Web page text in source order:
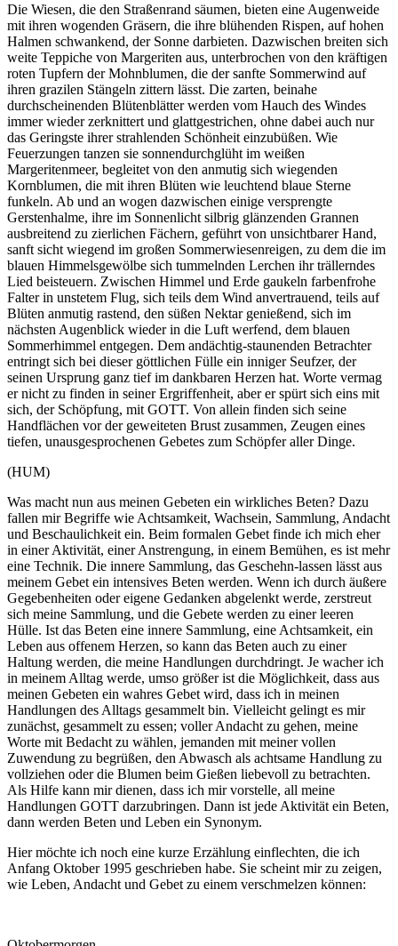
Die Wiesen, die den Straßenrand säumen, bieten eine Augenweide
mit ihren wogenden Gräsern, die ihre blühenden Rispen, auf hohen
Halmen schwankend, der Sonne darbieten. Dazwischen breiten sich
weite Teppiche von Margeriten aus, unterbrochen von den kräftigen
roten Tupfern der Mohnblumen, die der sanfte Sommerwind auf
ihren grazilen Stängeln zittern lässt. Die zarten, beinahe
durchscheinenden Blütenblätter werden vom Hauch des Windes
immer wieder zerknittert und glattgestrichen, ohne dabei auch nur
das Geringste ihrer strahlenden Schönheit einzubüßen. Wie
Feuerzungen tanzen sie sonnendurchglüht im weißen
Margeritenmeer, begleitet von den anmutig sich wiegenden
Kornblumen, die mit ihren Blüten wie leuchtend blaue Sterne
funkeln. Ab und an wogen dazwischen einige versprengte
Gerstenhalme, ihre im Sonnenlicht silbrig glänzenden Grannen
ausbreitend zu zierlichen Fächern, geführt von unsichtbarer Hand,
sanft sicht wiegend im großen Sommerwiesenreigen, zu dem die im
blauen Himmelsgewölbe sich tummelnden Lerchen ihr trällerndes
Lied beisteuern. Zwischen Himmel und Erde gaukeln farbenfrohe
Falter in unstetem Flug, sich teils dem Wind anvertrauend, teils auf
Blüten anmutig rastend, den süßen Nektar genießend, sich im
nächsten Augenblick wieder in die Luft werfend, dem blauen
Sommerhimmel entgegen. Dem andächtig-staunenden Betrachter
entringt sich bei dieser göttlichen Fülle ein inniger Seufzer, der
seinen Ursprung ganz tief im dankbaren Herzen hat. Worte vermag
er nicht zu finden in seiner Ergriffenheit, aber er spürt sich eins mit
sich, der Schöpfung, mit GOTT. Von allein finden sich seine
Handflächen vor der geweiteten Brust zusammen, Zeugen eines
tiefen, unausgesprochenen Gebetes zum Schöpfer aller Dinge.
(HUM)
Was macht nun aus meinen Gebeten ein wirkliches Beten? Dazu
fallen mir Begriffe wie Achtsamkeit, Wachsein, Sammlung, Andacht
und Beschaulichkeit ein. Beim formalen Gebet finde ich mich eher
in einer Aktivität, einer Anstrengung, in einem Bemühen, es ist mehr
eine Technik. Die innere Sammlung, das Geschehn-lassen lässt aus
meinem Gebet ein intensives Beten werden. Wenn ich durch äußere
Gegebenheiten oder eigene Gedanken abgelenkt werde, zerstreut
sich meine Sammlung, und die Gebete werden zu einer leeren
Hülle. Ist das Beten eine innere Sammlung, eine Achtsamkeit, ein
Leben aus offenem Herzen, so kann das Beten auch zu einer
Haltung werden, die meine Handlungen durchdringt. Je wacher ich
in meinem Alltag werde, umso größer ist die Möglichkeit, dass aus
meinen Gebeten ein wahres Gebet wird, dass ich in meinen
Handlungen des Alltags gesammelt bin. Vielleicht gelingt es mir
zunächst, gesammelt zu essen; voller Andacht zu gehen, meine
Worte mit Bedacht zu wählen, jemanden mit meiner vollen
Zuwendung zu begrüßen, den Abwasch als achtsame Handlung zu
vollziehen oder die Blumen beim Gießen liebevoll zu betrachten.
Als Hilfe kann mir dienen, dass ich mir vorstelle, all meine
Handlungen GOTT darzubringen. Dann ist jede Aktivität ein Beten,
dann werden Beten und Leben ein Synonym.
Hier möchte ich noch eine kurze Erzählung einflechten, die ich
Anfang Oktober 1995 geschrieben habe. Sie scheint mir zu zeigen,
wie Leben, Andacht und Gebet zu einem verschmelzen können: